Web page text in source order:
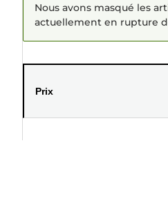
Nous avons masqué les
actuellement en rupture
Prix